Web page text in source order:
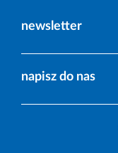
newsletter
napisz do nas